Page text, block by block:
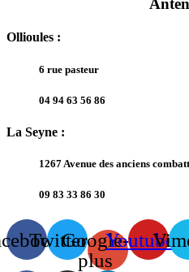
Ollioules :
6 rue pasteur
04 94 63 56 86
La Seyne :
1267 Avenue des anciens
09 83 33 86 30
TwitterGoogle-
plus
Youtube